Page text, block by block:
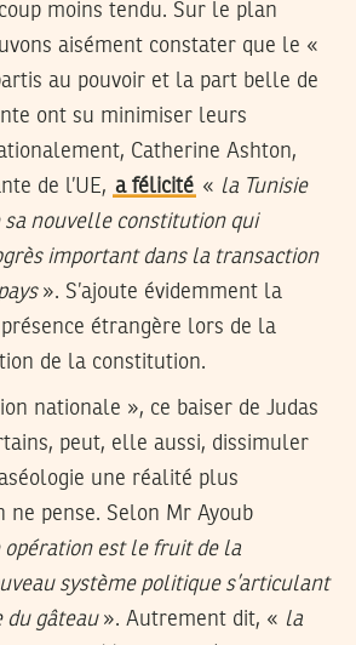
moins tendu. Sur le plan
aisément constater que le «
au pouvoir et la part belle de
ont su minimiser leurs
Catherine Ashton,
de l’UE, a félicité « la Tunisie
sa nouvelle constitution qui
important dans la transaction
». S’ajoute évidemment la
étrangère lors de la
de la constitution.
nationale », ce baiser de Judas
peut, elle aussi, dissimuler
une réalité plus
ne pense. Selon Mr Ayoub
opération est le fruit de la
système politique s’articulant
du gâteau ». Autrement dit, « la